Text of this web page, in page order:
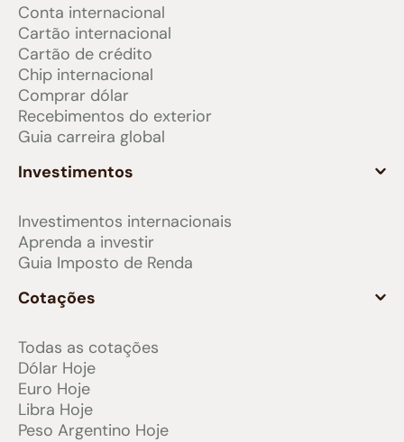
Conta internacional
Cartão internacional
Cartão de crédito
Chip internacional
Comprar dólar
Recebimentos do exterior
Guia carreira global
Investimentos
Investimentos internacionais
Aprenda a investir
Guia Imposto de Renda
Cotações
Todas as cotações
Dólar Hoje
Euro Hoje
Libra Hoje
Peso Argentino Hoje